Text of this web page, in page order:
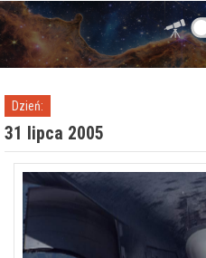
Przejdź do zawartości
Dzień:
31 lipca 2005